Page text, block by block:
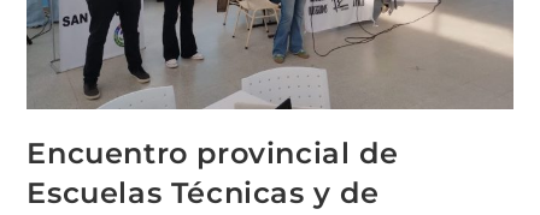
Encuentro provincial de
Escuelas Técnicas y de